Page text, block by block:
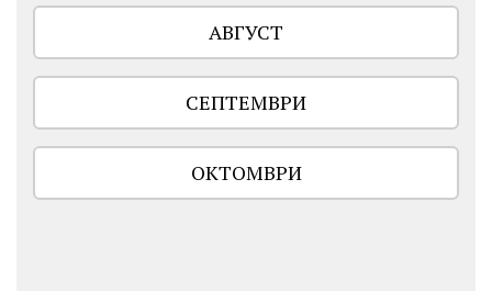
АВГУСТ
СЕПТЕМВРИ
ОКТОМВРИ